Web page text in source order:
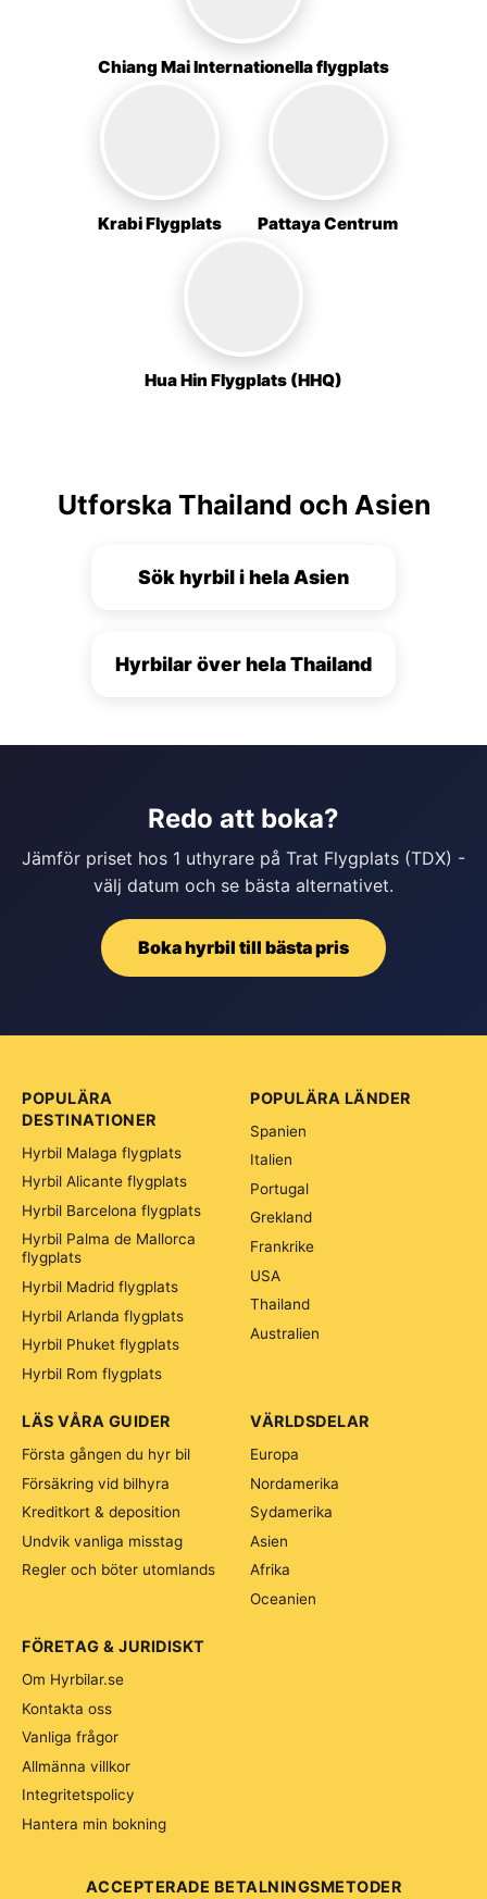
Chiang Mai Internationella flygplats
Krabi Flygplats Pattaya Centrum
Hua Hin Flygplats (HHQ)
Utforska Thailand och Asien
Sök hyrbil i hela Asien
Hyrbilar över hela Thailand
Redo att boka?
Jämför priset hos 1 uthyrare på Trat Flygplats (TDX) -
välj datum och se bästa alternativet.
Boka hyrbil till bästa pris
POPULÄRA
DESTINATIONER
Hyrbil Malaga flygplats
Hyrbil Alicante flygplats
Hyrbil Barcelona flygplats
Hyrbil Palma de Mallorca
flygplats
Hyrbil Madrid flygplats
Hyrbil Arlanda flygplats
Hyrbil Phuket flygplats
Hyrbil Rom flygplats
POPULÄRA LÄNDER
Spanien
Italien
Portugal
Grekland
Frankrike
USA
Thailand
Australien
VÄRLDSDELAR
Europa
Nordamerika
Sydamerika
Asien
Afrika
Oceanien
LÄS VÅRA GUIDER
Första gången du hyr bil
Försäkring vid bilhyra
Kreditkort & deposition
Undvik vanliga misstag
Regler och böter utomlands
FÖRETAG & JURIDISKT
Om Hyrbilar.se
Kontakta oss
Vanliga frågor
Allmänna villkor
Integritetspolicy
Hantera min bokning
ACCEPTERADE BETALNINGSMETODER